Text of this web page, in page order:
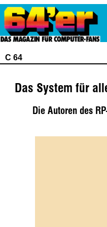
C 64
Das System für
Die Autoren des